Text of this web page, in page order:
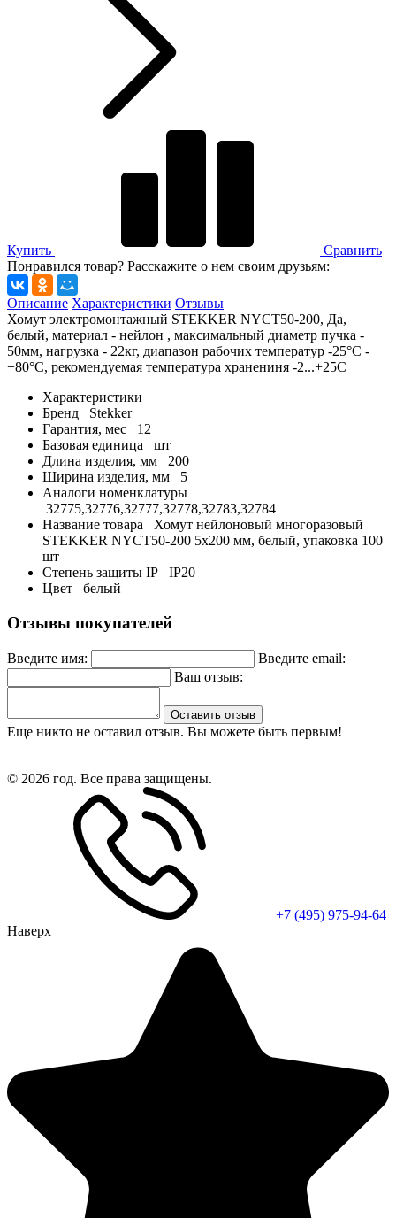
Купить
Сравнить
Понравился товар? Расскажите о нем своим друзьям:
Описание Характеристики Отзывы
Хомут электромонтажный STEKKER NYCT50-200, Да,
белый, материал - нейлон , максимальный диаметр пучка -
50мм, нагрузка - 22кг, диапазон рабочих температур -25°C -
+80°C, рекомендуемая температура хранениня -2...+25С
Характеристики
Бренд
Stekker
Гарантия, мес
12
Базовая единица
шт
Длина изделия, мм
200
Ширина изделия, мм
5
Аналоги номенклатуры
32775,32776,32777,32778,32783,32784
Название товара
Хомут нейлоновый многоразовый
STEKKER NYCT50-200 5x200 мм, белый, упаковка 100
шт
Степень защиты IP
IP20
Цвет
белый
Отзывы покупателей
Введите имя:
Введите email:
Ваш отзыв:
Оставить отзыв
Еще никто не оставил отзыв. Вы можете быть первым!
© 2026 год. Все права защищены.
+7 (495) 975-94-64
Наверх